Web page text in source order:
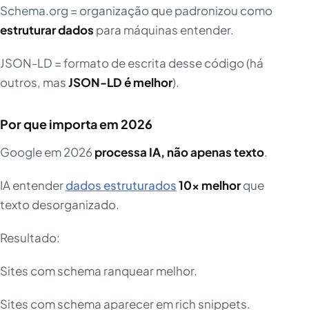
Schema.org = organização que padronizou como
estruturar dados para máquinas entender.
JSON-LD = formato de escrita desse código (há
outros, masJSON-LD é melhor).
Por que importa em 2026
Google em 2026 processa IA, não apenas texto.
IA entenderdados estruturados10x melhorque
texto desorganizado.
Resultado:
Sites com schema ranquear melhor.
Sites com schema aparecer em rich snippets.